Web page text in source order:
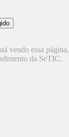
vendo essa página,
da SeTIC.